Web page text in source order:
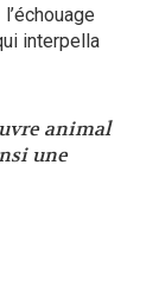
interpella
animal
une